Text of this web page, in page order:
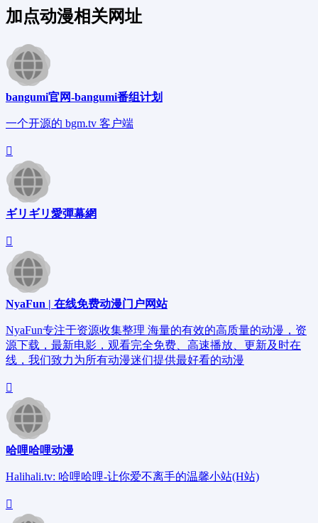
加点动漫相关网址
bangumi官网-bangumi番组计划
一个开源的 bgm.tv 客户端
ギリギリ愛彈幕網
NyaFun | 在线免费动漫门户网站
NyaFun专注于资源收集整理 海量的有效的高质量的动漫，资
源下载，最新电影，观看完全免费、高速播放、更新及时在
线，我们致力为所有动漫迷们提供最好看的动漫
哈哩哈哩动漫
Halihali.tv: 哈哩哈哩-让你爱不离手的温馨小站(H站)